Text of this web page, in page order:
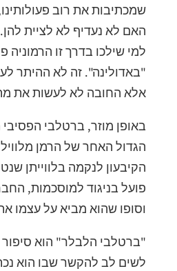
שמכתיבות את רוב
האם לא נעדיף לא לציית
למי שילכו בדרך זו הרמוניה
"באדולינה". זה לא ההיתר
אלא החובה לא לעשות את מה
באופן מוזר, ברטלבי הפסיבי
הגדול האחר של הרמן
הקיבעון לנקמה בלווייתן
פועל בניגוד למוסכמות,
וסופו שהוא מביא על עצמו
"ברטלבי הלבלר" הוא סיפור
לשים לב להקשר שבו הוא